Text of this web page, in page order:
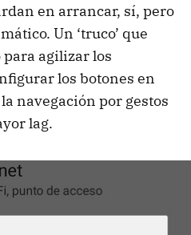
en arrancar, sí, pero
Un ‘truco’ que
agilizar los
los botones en
navegación por gestos
lag.